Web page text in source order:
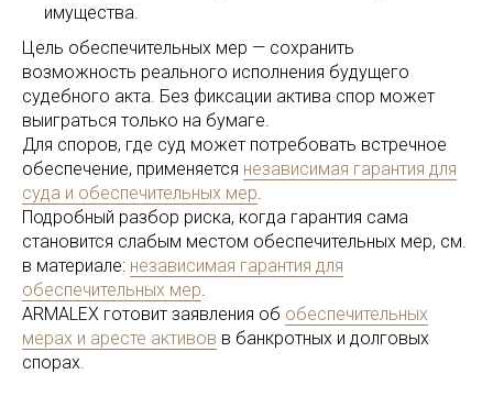
имущества.
Цель обеспечительных мер — сохранить
возможность реального исполнения будущего
судебного акта. Без фиксации актива спор может
выиграться только на бумаге.
Для споров, где суд может потребовать встречное
обеспечение, применяется независимая гарантия для
суда и обеспечительных мер.
Подробный разбор риска, когда гарантия сама
становится слабым местом обеспечительных мер, см.
в материале: независимая гарантия для
обеспечительных мер.
ARMALEX готовит заявления об обеспечительных
мерах и аресте активов в банкротных и долговых
спорах.